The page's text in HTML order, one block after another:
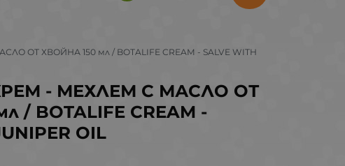
ОТ ХВОЙНА 150 мл / BOTALIFE CREAM - SALVE WITH
- МЕХЛЕМ С МАСЛО ОТ
/ BOTALIFE CREAM -
OIL